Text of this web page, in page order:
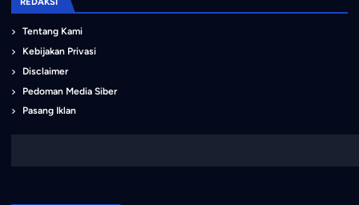
Tentang Kami
Kebijakan Privasi
Disclaimer
Pedoman Media Siber
Pasang Iklan